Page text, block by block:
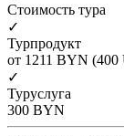
Cтоимость тура
✓
Турпродукт
от 1211 BYN (400
✓
Туруслуга
300 BYN